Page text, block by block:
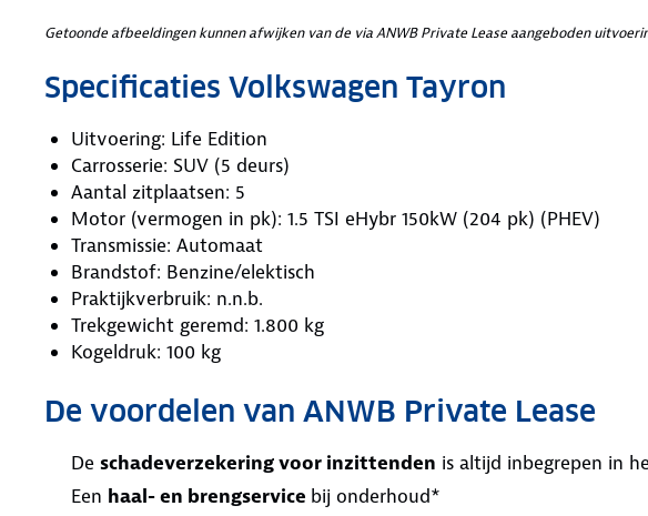
Getoonde afbeeldingen kunnen afwijken van de via ANWB Private Lease aangeboden
Specificaties Volkswagen Tayron
Uitvoering: Life Edition
Carrosserie: SUV (5 deurs)
Aantal zitplaatsen: 5
Motor (vermogen in pk): 1.5 TSI eHybr 150kW (204 pk) (PHEV)
Transmissie: Automaat
Brandstof: Benzine/elektisch
Praktijkverbruik: n.n.b.
Trekgewicht geremd: 1.800 kg
Kogeldruk: 100 kg
De voordelen van ANWB Private Lease
De schadeverzekering voor inzittenden is altijd inbegrepen in
Een haal- en brengservice bij onderhoud*